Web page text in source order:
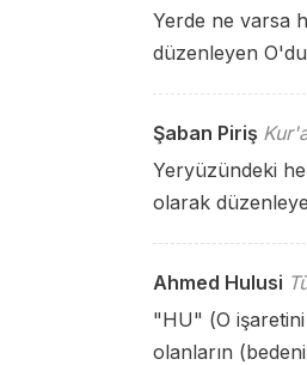
Yerde ne varsa
düzenleyen
Şaban Piriş
Yeryüzündeki
olarak
Ahmed Hulusi
"HU" (O
olanların